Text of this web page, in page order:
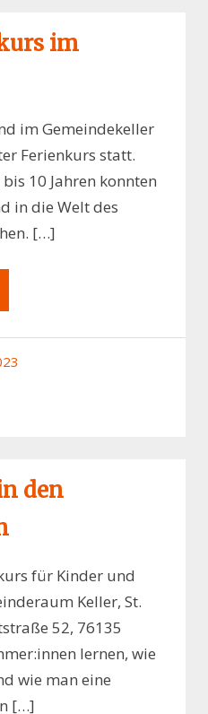
im
im Gemeindekeller
Ferienkurs statt.
10 Jahren konnten
in die Welt des
[…]
den
für Kinder und
Keller, St.
52, 76135
lernen, wie
wie man eine
[…]